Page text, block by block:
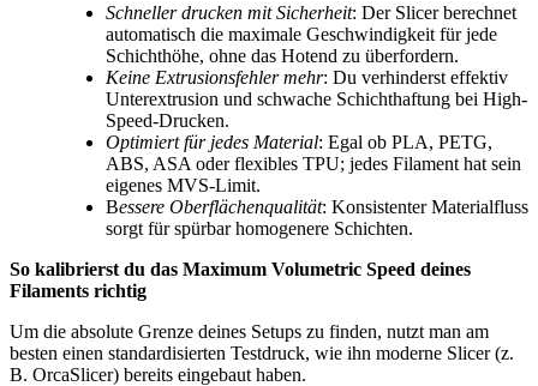
Schneller drucken mit Sicherheit: Der Slicer berechnet
automatisch die maximale Geschwindigkeit für jede
Schichthöhe, ohne das Hotend zu überfordern.
Keine Extrusionsfehler mehr: Du verhinderst effektiv
Unterextrusion und schwache Schichthaftung bei High-
Speed-Drucken.
Optimiert für jedes Material: Egal ob PLA, PETG,
ABS, ASA oder flexibles TPU; jedes Filament hat sein
eigenes MVS-Limit.
Bessere Oberflächenqualität: Konsistenter Materialfluss
sorgt für spürbar homogenere Schichten.
So kalibrierst du das Maximum Volumetric Speed deines
Filaments richtig
Um die absolute Grenze deines Setups zu finden, nutzt man am
besten einen standardisierten Testdruck, wie ihn moderne Slicer (z.
B. OrcaSlicer) bereits eingebaut haben.